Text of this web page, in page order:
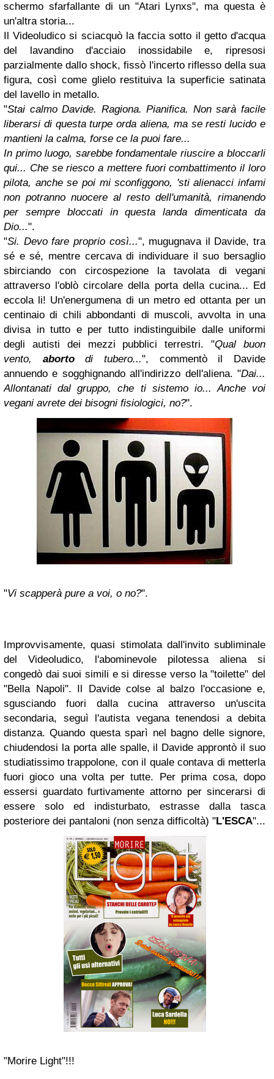
schermo sfarfallante di un "Atari Lynxs", ma questa è
un'altra storia...
Il Videoludico si sciacquò la faccia sotto il getto d'acqua
del lavandino d'acciaio inossidabile e, ripresosi
parzialmente dallo shock, fissò l'incerto riflesso della sua
figura, così come glielo restituiva la superficie satinata
del lavello in metallo.
"Stai calmo Davide. Ragiona. Pianifica. Non sarà facile
liberarsi di questa turpe orda aliena, ma se resti lucido e
mantieni la calma, forse ce la puoi fare...
In primo luogo, sarebbe fondamentale riuscire a bloccarli
qui... Che se riesco a mettere fuori combattimento il loro
pilota, anche se poi mi sconfiggono, 'sti alienacci infami
non potranno nuocere al resto dell'umanità, rimanendo
per sempre bloccati in questa landa dimenticata da
Dio...".
"Si. Devo fare proprio così...", mugugnava il Davide, tra
sé e sé, mentre cercava di individuare il suo bersaglio
sbirciando con circospezione la tavolata di vegani
attraverso l'oblò circolare della porta della cucina... Ed
eccola li! Un'energumena di un metro ed ottanta per un
centinaio di chili abbondanti di muscoli, avvolta in una
divisa in tutto e per tutto indistinguibile dalle uniformi
degli autisti dei mezzi pubblici terrestri. "Qual buon
vento, abortodi tubero...", commentò il Davide
annuendo e sogghignando all'indirizzo dell'aliena. "Dai...
Allontanati dal gruppo, che ti sistemo io... Anche voi
vegani avrete dei bisogni fisiologici, no?".
"Vi scapperà pure a voi, o no?".
Improvvisamente, quasi stimolata dall'invito subliminale
del Videoludico, l'abominevole pilotessa aliena si
congedò dai suoi simili e si diresse verso la "toilette" del
"Bella Napoli". Il Davide colse al balzo l'occasione e,
sgusciando fuori dalla cucina attraverso un'uscita
secondaria, seguì l'autista vegana tenendosi a debita
distanza. Quando questa sparì nel bagno delle signore,
chiudendosi la porta alle spalle, il Davide approntò il suo
studiatissimo trappolone, con il quale contava di metterla
fuori gioco una volta per tutte. Per prima cosa, dopo
essersi guardato furtivamente attorno per sincerarsi di
essere solo ed indisturbato, estrasse dalla tasca
posteriore dei pantaloni (non senza difficoltà) "L'ESCA"...
"Morire Light"!!!